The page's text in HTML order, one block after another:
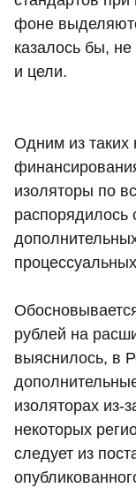
фоне
казалось бы,
и цели.
Одним из таких
изоляторы по
распорядилось
рублей на
выяснилось, в
изоляторах из-
некоторых
следует из